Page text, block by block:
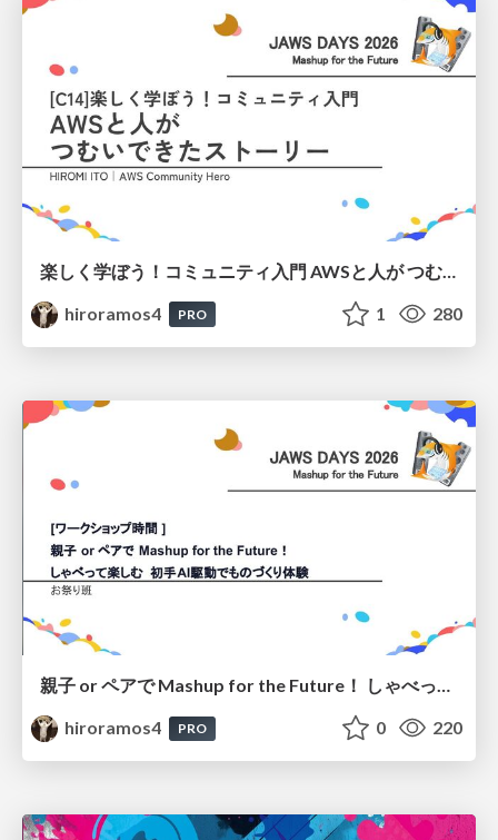
hiroramos4
PRO 1 280
親子 or ペアで Mashup for the Future！ しゃべって楽しむ 初手AI駆動でものづくり体験
hiroramos4
PRO 0 220